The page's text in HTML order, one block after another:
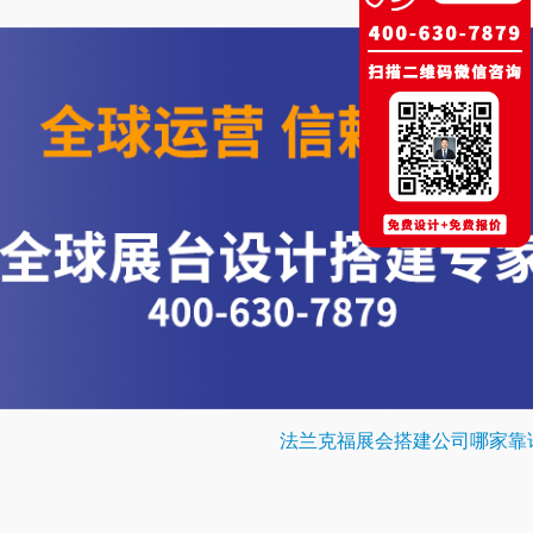
法兰克福展会搭建公司哪家靠